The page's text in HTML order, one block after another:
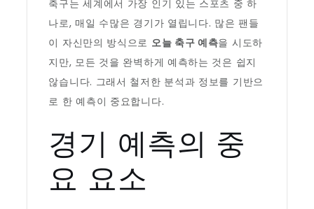
축구는 세계에서 가장 인기 있는 스포츠 중 하
나로, 매일 수많은 경기가 열립니다. 많은 팬들
이 자신만의 방식으로 오늘 축구 예측을 시도하
지만, 모든 것을 완벽하게 예측하는 것은 쉽지
않습니다. 그래서 철저한 분석과 정보를 기반으
로 한 예측이 중요합니다.
경기 예측의 중
요 요소